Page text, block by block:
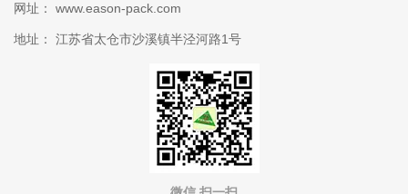
网址： www.eason-pack.com
地址： 江苏省太仓市沙溪镇半泾河路1号